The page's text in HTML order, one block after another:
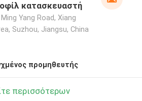
κατασκευαστή
Ming Yang Road, Xiang
Suzhou, Jiangsu, China
προμηθευτής
περισσότερων